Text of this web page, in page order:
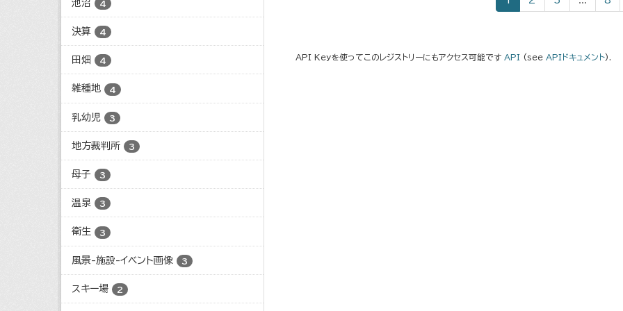
池沼 4
決算 4
田畑 4
雑種地 4
乳幼児 3
地方裁判所 3
母子 3
温泉 3
衛生 3
風景-施設-イベント画像 3
スキー場 2
API Keyを使ってこのレジストリーにもアクセス可能です API (see APIドキュメント).